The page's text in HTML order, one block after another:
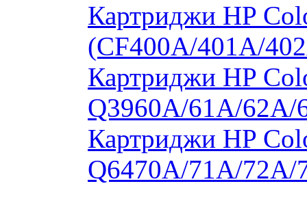
Картриджи HP
(CF400A/401A/
Картриджи HP
Q3960A/61A/
Картриджи HP
Q6470A/71A/